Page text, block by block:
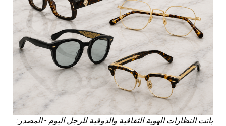
باتت النظارات الهوية الثقافية والذوقية للرجل اليوم - المصدر: